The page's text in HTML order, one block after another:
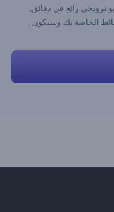
ترويجي رائع في دقائق.
الخاصة بك وسيكون